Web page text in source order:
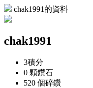
chak1991的資料
chak1991
3積分
0 顆鑽石
520 個碎鑽